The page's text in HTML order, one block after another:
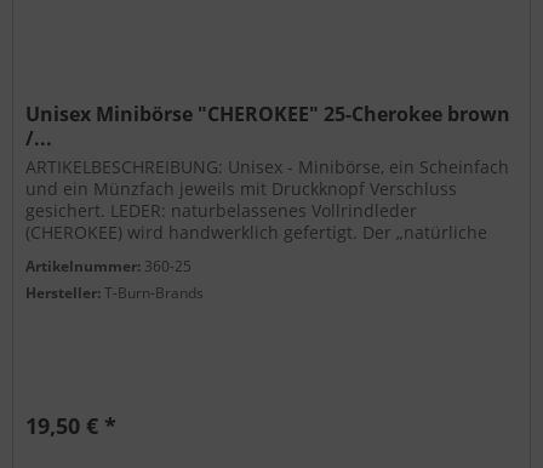
Unisex Minibörse "CHEROKEE" 25-Cherokee brown
/...
ARTIKELBESCHREIBUNG: Unisex - Minibörse, ein Scheinfach
und ein Münzfach jeweils mit Druckknopf Verschluss
gesichert. LEDER: naturbelassenes Vollrindleder
(CHEROKEE) wird handwerklich gefertigt. Der „natürliche
Artikelnummer: 360-25
Hersteller:T-Burn-Brands
19,50 € *